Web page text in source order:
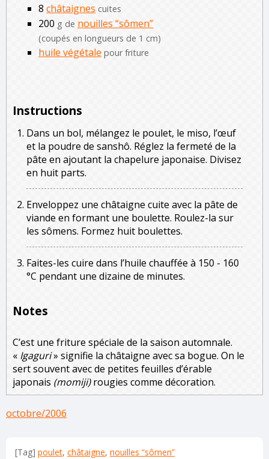
8 châtaignes cuites
200 g de nouilles “sômen”
(coupés en longueurs de 1 cm)
huile végétale pour friture
Instructions
Dans un bol, mélangez le poulet, le miso, l’œuf
et la poudre de sanshô. Réglez la fermeté de la
pâte en ajoutant la chapelure japonaise. Divisez
en huit parts.
Enveloppez une châtaigne cuite avec la pâte de
viande en formant une boulette. Roulez-la sur
les sômens. Formez huit boulettes.
Faites-les cuire dans l’huile chauffée à 150 - 160
°C pendant une dizaine de minutes.
Notes
C’est une friture spéciale de la saison automnale.
« Igaguri» signifie la châtaigne avec sa bogue. On le
sert souvent avec de petites feuilles d’érable
japonais (momiji)rougies comme décoration.
octobre/2006
[Tag] poulet, châtaigne, nouilles “sômen”